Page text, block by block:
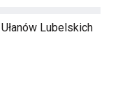
Lubelskich